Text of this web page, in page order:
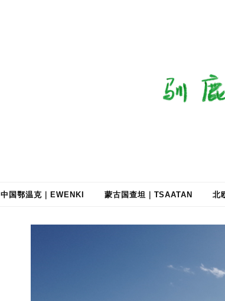
中国鄂温克｜EWENKI 蒙古国查坦｜TSAATAN 北